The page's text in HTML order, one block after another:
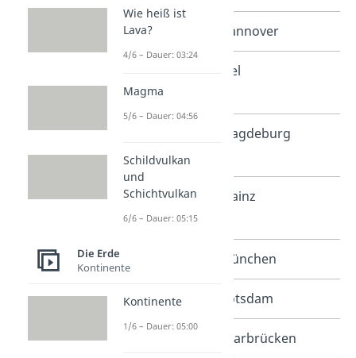
Niedersachsen Hannover
Holstein
Kiel
Sachsen-
Anhalt
Magdeburg
Rheinland-
Pfalz
Mainz
Bayern München
Brandenburg Potsdam
Saarland Saarbrücken
Wie heiß ist
Lava?
4/6 – Dauer: 03:24
Magma
5/6 – Dauer: 04:56
Schildvulkan
und
Schichtvulkan
6/6 – Dauer: 05:15
Die Erde
Kontinente
Kontinente
1/6 – Dauer: 05:00